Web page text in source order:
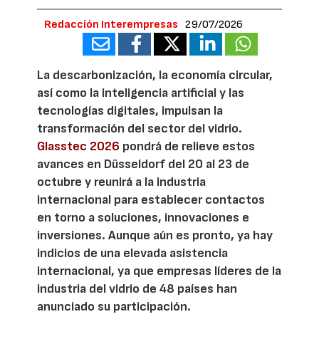
Redacción Interempresas 29/07/2026
La descarbonización, la economía circular,
así como la inteligencia artificial y las
tecnologías digitales, impulsan la
transformación del sector del vidrio.
Glasstec 2026 pondrá de relieve estos
avances en Düsseldorf del 20 al 23 de
octubre y reunirá a la industria
internacional para establecer contactos
en torno a soluciones, innovaciones e
inversiones. Aunque aún es pronto, ya hay
indicios de una elevada asistencia
internacional, ya que empresas líderes de la
industria del vidrio de 48 países han
anunciado su participación.